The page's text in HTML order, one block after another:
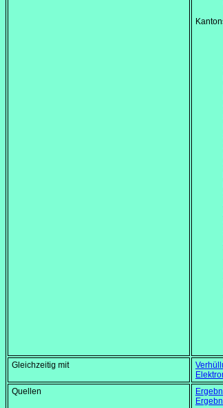
Gleichzeitig mit
Quellen